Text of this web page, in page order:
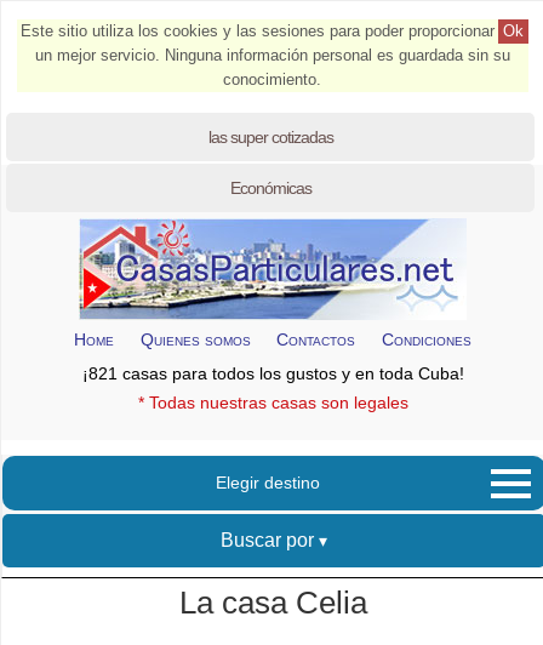
Ok
Este sitio utiliza los cookies y las sesiones para poder proporcionar
un mejor servicio. Ninguna información personal es guardada sin su
conocimiento.
las super cotizadas
Económicas
Home Quienes somos Contactos
Condiciones
¡821 casas para todos los gustos y en toda Cuba!
* Todas nuestras casas son legales
Elegir destino
Buscar por
La casa Celia